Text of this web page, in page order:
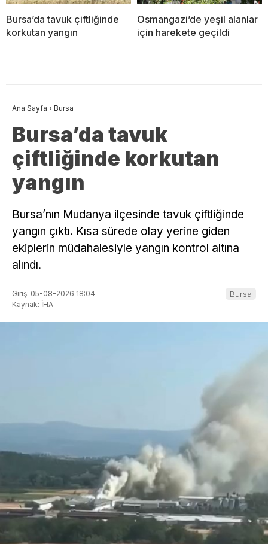
Bursa’da tavuk çiftliğinde
korkutan yangın
Osmangazi’de yeşil alanlar
için harekete geçildi
Ana Sayfa › Bursa
Bursa’da tavuk
çiftliğinde korkutan
yangın
Bursa’nın Mudanya ilçesinde tavuk çiftliğinde
yangın çıktı. Kısa sürede olay yerine giden
ekiplerin müdahalesiyle yangın kontrol altına
alındı.
Giriş: 05-08-2026 18:04
Kaynak: İHA
Bursa